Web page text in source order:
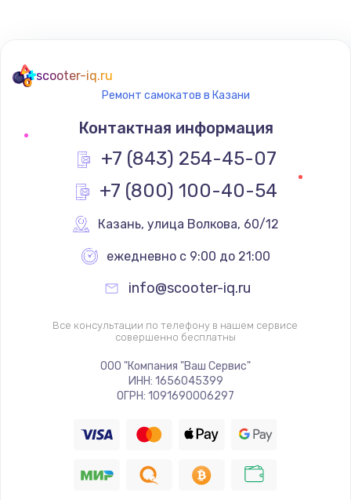
scooter-iq.ru
Ремонт самокатов в Казани
Контактная информация
+7 (843) 254-45-07
+7 (800) 100-40-54
Казань, улица Волкова, 60/12
ежедневно с 9:00 до 21:00
info@scooter-iq.ru
Все консультации по телефону в нашем сервисе
совершенно бесплатны
ООО "Компания "Ваш Сервис"
ИНН: 1656045399
ОГРН: 1091690006297